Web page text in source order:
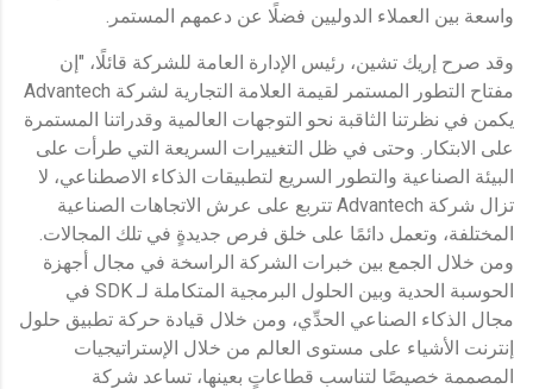
واسعة بين العملاء الدوليين فضلًا عن دعمهم المستمر.
وقد صرح إريك تشين، رئيس الإدارة العامة للشركة قائلًا، "إن
مفتاح التطور المستمر لقيمة العلامة التجارية لشركة Advantech
يكمن في نظرتنا الثاقبة نحو التوجهات العالمية وقدراتنا المستمرة
على الابتكار. وحتى في ظل التغييرات السريعة التي طرأت على
البيئة الصناعية والتطور السريع لتطبيقات الذكاء الاصطناعي، لا
تزال شركة Advantech تتربع على عرش الاتجاهات الصناعية
المختلفة، وتعمل دائمًا على خلق فرص جديدةٍ في تلك المجالات.
ومن خلال الجمع بين خبرات الشركة الراسخة في مجال أجهزة
الحوسبة الحدية وبين الحلول البرمجية المتكاملة لـ SDK في
مجال الذكاء الصناعي الحدِّي، ومن خلال قيادة حركة تطبيق حلول
إنترنت الأشياء على مستوى العالم من خلال الإستراتيجيات
المصممة خصيصًا لتناسب قطاعاتٍ بعينها، تساعد شركة